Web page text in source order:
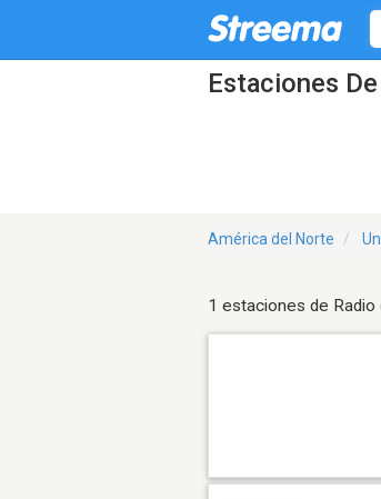
Estaciones
América del Norte
1 estaciones de Radio